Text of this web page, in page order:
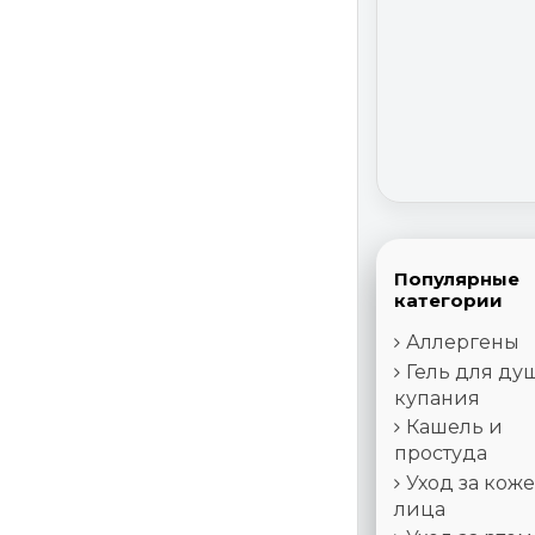
Популярные
категории
Аллергены
Гель для
купания
Кашель и
простуда
Уход за
лица